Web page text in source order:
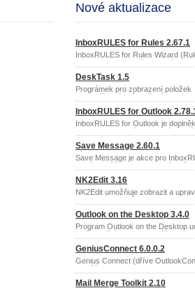
Nové aktualizace
InboxRULES for Rules 2.67.1
InboxRULES for Rules Wizard
Wizard Edition) je uživatelská akce
(custom action) pro Pravidla MS
Outlooku (MS Outlook Rules
DeskTask 1.5
Prográmek pro zobrazení položek
kalendáře a úkolů uložených v
Microsoft Outlook 2000 - 2013,
pracovní ploše vašeho počítače.
InboxRULES for Outlook
InboxRULES for Outlook je
MS Outlook, který zpracovává
okamžiku jejího doručení a/nebo
odeslání.
Save Message 2.60.1
Save Message je akce pro
která umožňuje automatické
emailů a/nebo jejich příloh do
složky na lokálním nebo síťovém
NK2Edit 3.16
NK2Edit umožňuje zobrazit a
seznam emailových adres nebo
uživatelských jmen automaticky
ukládaných aplikací Outlook (2003,
2007, 2010 a 2013) a nabízených při
psaní adresy do pole „Komu“.
Outlook on the Desktop 3.4.0
Program Outlook on the Desktop
plně funkční okno kalendáře
Microsoft Outlook (2003 a vyšší)
na pozadí pracovní plochy vašeho
počítače.
GeniusConnect 6.0.0.2
Genius Connect (dříve
umožňuje synchronizaci dat
Outlook (kontakty, úkoly, poštovní
zprávy, přílohy zpráv, .
Mail Merge Toolkit 2.10